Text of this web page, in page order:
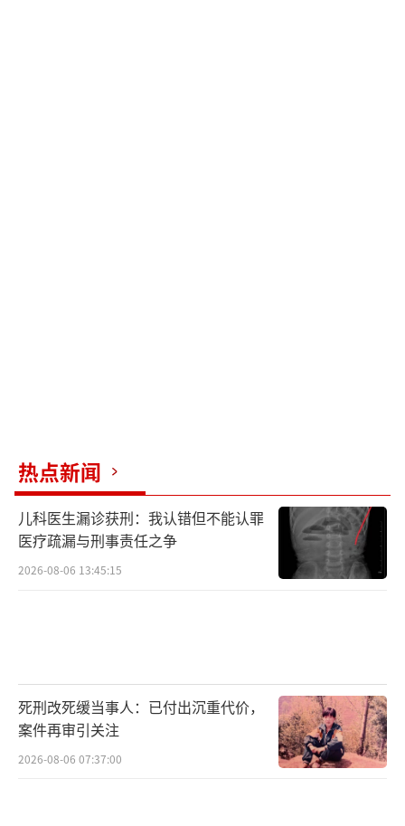
热点新闻
儿科医生漏诊获刑：我认错但不能认罪
医疗疏漏与刑事责任之争
2026-08-06 13:45:15
死刑改死缓当事人：已付出沉重代价，
案件再审引关注
2026-08-06 07:37:00